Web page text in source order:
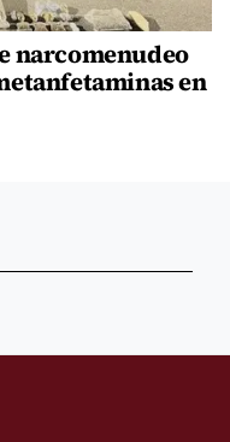
narcomenudeo
en